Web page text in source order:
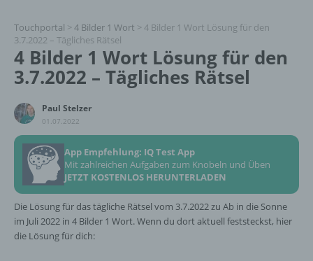
Touchportal > 4 Bilder 1 Wort > 4 Bilder 1 Wort Lösung für den
3.7.2022 – Tägliches Rätsel
4 Bilder 1 Wort Lösung für den
3.7.2022 – Tägliches Rätsel
Paul Stelzer
01.07.2022
App Empfehlung: IQ Test App
Mit zahlreichen Aufgaben zum Knobeln und Üben
JETZT KOSTENLOS HERUNTERLADEN
Die Lösung für das tägliche Rätsel vom 3.7.2022 zu Ab in die Sonne
im Juli 2022 in 4 Bilder 1 Wort. Wenn du dort aktuell feststeckst, hier
die Lösung für dich: